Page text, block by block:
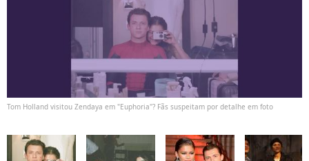
Tom Holland visitou Zendaya em "Euphoria"? Fãs suspeitam por detalhe em foto